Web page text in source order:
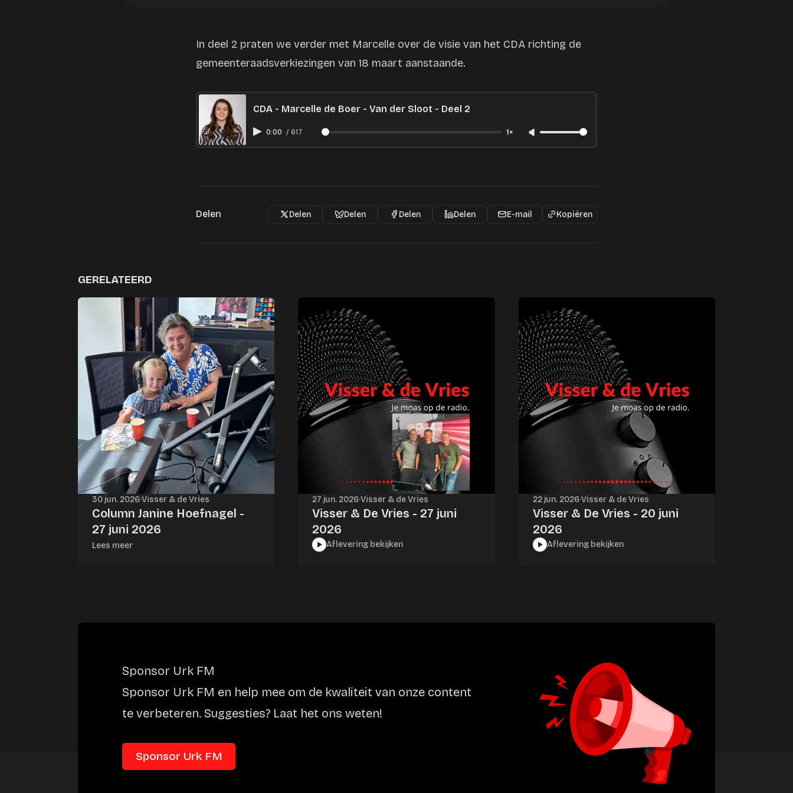
In deel 2 praten we verder met Marcelle over de visie van het CDA richting de
gemeenteraadsverkiezingen van 18 maart aanstaande.
CDA - Marcelle de Boer - Van der Sloot - Deel 2
0:00 / 617 1×
Delen Delen Delen Delen Delen E-mail Kopiëren
GERELATEERD
30 jun. 2026·Visser & de Vries
Column Janine Hoefnagel -
27 juni 2026
Lees meer
27 jun. 2026·Visser & de Vries
Visser & De Vries - 27 juni
2026
Aflevering bekijken
22 jun. 2026·Visser & de Vries
Visser & De Vries - 20 juni
2026
Aflevering bekijken
Sponsor Urk FM
Sponsor Urk FM en help mee om de kwaliteit van onze content
te verbeteren. Suggesties? Laat het ons weten!
Sponsor Urk FM